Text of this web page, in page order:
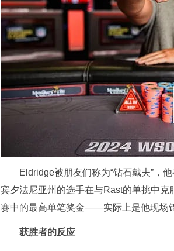
Eldridge被朋友们称为“钻石戴夫”，
宾夕法尼亚州的选手在与Rast的单挑中
赛中的最高单笔奖金——实际上是他现场
获胜者的反应